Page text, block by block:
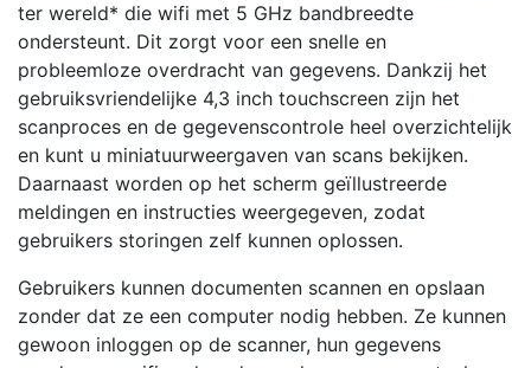
ter wereld* die wifi met 5 GHz bandbreedte
ondersteunt. Dit zorgt voor een snelle en
probleemloze overdracht van gegevens. Dankzij het
gebruiksvriendelijke 4,3 inch touchscreen zijn het
scanproces en de gegevenscontrole heel overzichtelijk
en kunt u miniatuurweergaven van scans bekijken.
Daarnaast worden op het scherm geïllustreerde
meldingen en instructies weergegeven, zodat
gebruikers storingen zelf kunnen oplossen.
Gebruikers kunnen documenten scannen en opslaan
zonder dat ze een computer nodig hebben. Ze kunnen
gewoon inloggen op de scanner, hun gegevens